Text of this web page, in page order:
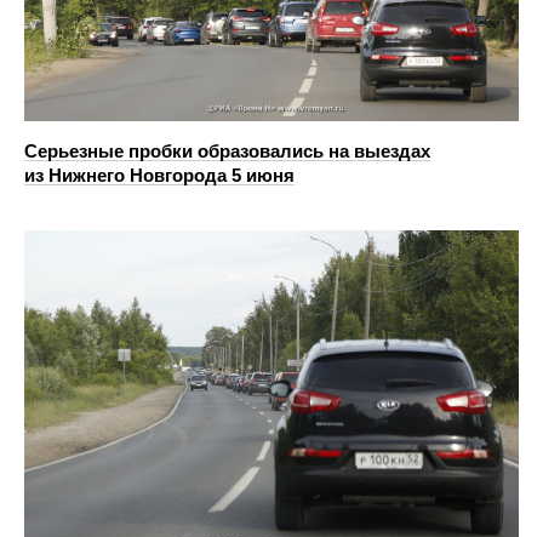
Серьезные пробки образовались на выездах
из Нижнего Новгорода 5 июня